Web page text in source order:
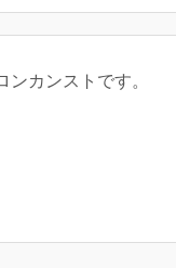
カンストです。